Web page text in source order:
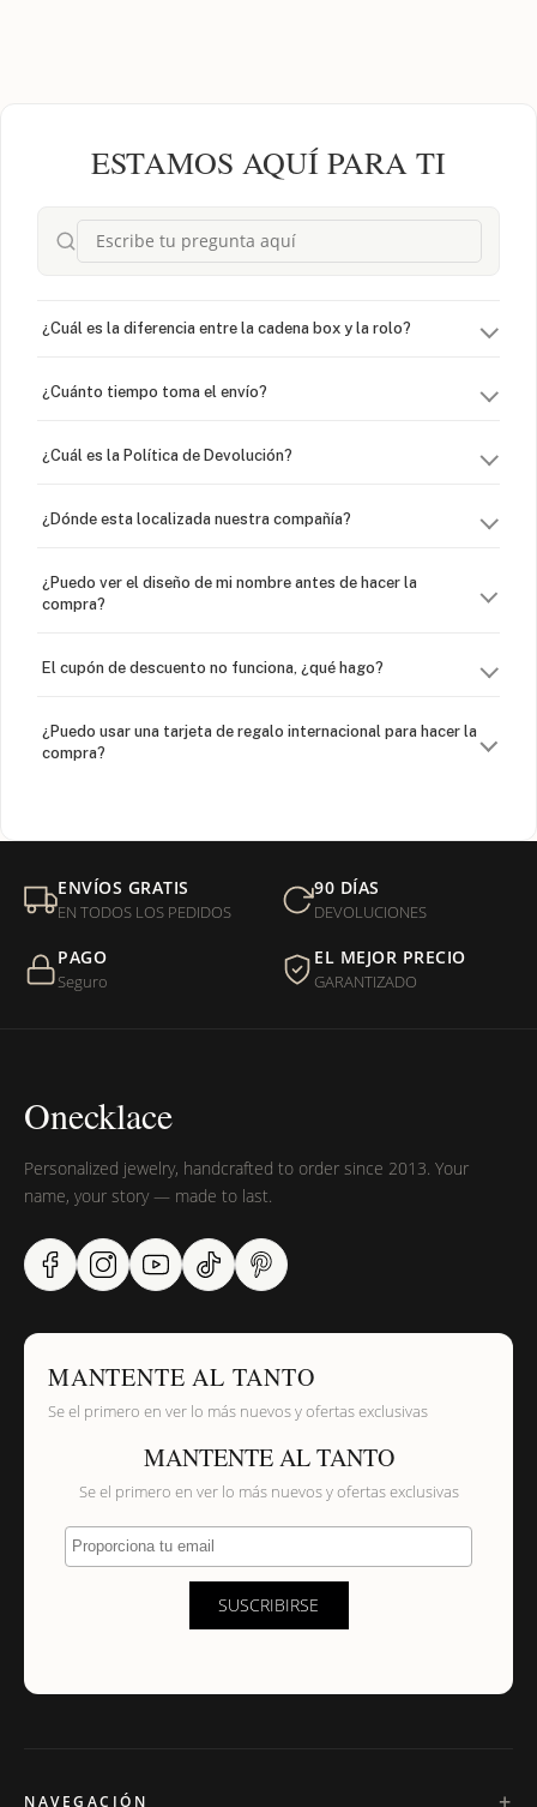
ESTAMOS AQUÍ PARA TI
¿Cuál es la diferencia entre la cadena box y la rolo?
¿Cuánto tiempo toma el envío?
¿Cuál es la Política de Devolución?
¿Dónde esta localizada nuestra compañía?
¿Puedo ver el diseño de mi nombre antes de hacer la
compra?
El cupón de descuento no funciona, ¿qué hago?
¿Puedo usar una tarjeta de regalo internacional para hacer la
compra?
Mi orden fue devuelta por USPS, ¿qué hago para que sea
entregada?
¿Sus productos son libres de níquel?
ENVÍOS GRATIS
EN TODOS LOS PEDIDOS
90 DÍAS
DEVOLUCIONES
PAGO
Seguro
EL MEJOR PRECIO
GARANTIZADO
Onecklace
Personalized jewelry, handcrafted to order since 2013. Your
name, your story — made to last.
MANTENTE AL TANTO
Se el primero en ver lo más nuevos y ofertas exclusivas
MANTENTE AL TANTO
Se el primero en ver lo más nuevos y ofertas exclusivas
Proporciona tu email
SUSCRIBIRSE
NAVEGACIÓN